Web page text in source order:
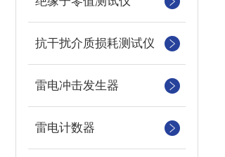
抗干扰介质损耗测试仪
雷电冲击发生器
雷电计数器